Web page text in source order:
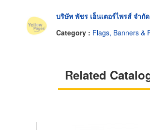
บริษัท พัชร เอ็นเตอร์ไพรส์ จำกัด
Category : Flags, Banners &
Related